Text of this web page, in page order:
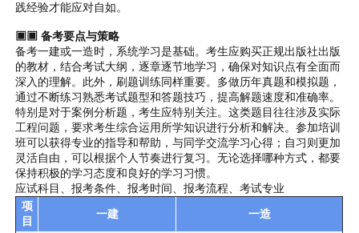
践经验才能应对自如。
▣▣ 备考要点与策略
备考一建或一造时，系统学习是基础。考生应购买正规出版社出版
的教材，结合考试大纲，逐章逐节地学习，确保对知识点有全面而
深入的理解。此外，刷题训练同样重要。多做历年真题和模拟题，
通过不断练习熟悉考试题型和答题技巧，提高解题速度和准确率。
特别是对于案例分析题，考生应特别关注。这类题目往往涉及实际
工程问题，要求考生综合运用所学知识进行分析和解决。参加培训
班可以获得专业的指导和帮助，与同学交流学习心得；自习则更加
灵活自由，可以根据个人节奏进行复习。无论选择哪种方式，都要
保持积极的学习态度和良好的学习习惯。
应试科目、报考条件、报考时间、报考流程、考试专业
项
目
一建 一造